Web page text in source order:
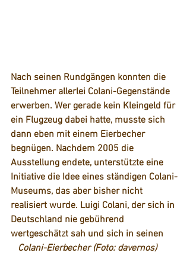
Nach seinen Rundgängen konnten die
Teilnehmer allerlei Colani-Gegenstände
erwerben. Wer gerade kein Kleingeld für
ein Flugzeug dabei hatte, musste sich
dann eben mit einem Eierbecher
begnügen. Nachdem 2005 die
Ausstellung endete, unterstützte eine
Initiative die Idee eines ständigen Colani-
Museums, das aber bisher nicht
realisiert wurde. Luigi Colani, der sich in
Deutschland nie gebührend
wertgeschätzt sah und sich in seinen
Colani-Eierbecher (Foto: davernos)